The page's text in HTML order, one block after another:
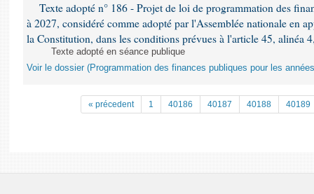
Texte adopté n° 186 - Projet de loi de programmation des
à 2027, considéré comme adopté par l'Assemblée nationale en
la Constitution, dans les conditions prévues à l'article 45, alinéa
Texte adopté en séance publique
Voir le dossier (Programmation des finances publiques pour les
« précedent 1 40186 40187 40188 40189